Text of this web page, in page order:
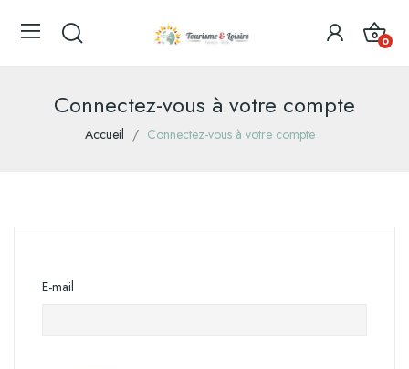
0
Connectez-vous à votre compte
Accueil Connectez-vous à votre compte
E-mail